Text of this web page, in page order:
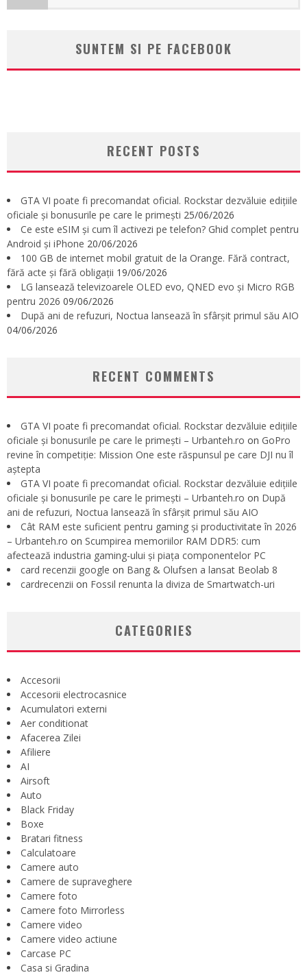
SUNTEM SI PE FACEBOOK
RECENT POSTS
GTA VI poate fi precomandat oficial. Rockstar dezvăluie edițiile
oficiale și bonusurile pe care le primești 25/06/2026
Ce este eSIM și cum îl activezi pe telefon? Ghid complet pentru
Android și iPhone 20/06/2026
100 GB de internet mobil gratuit de la Orange. Fără contract,
fără acte și fără obligații 19/06/2026
LG lansează televizoarele OLED evo, QNED evo și Micro RGB
pentru 2026 09/06/2026
După ani de refuzuri, Noctua lansează în sfârșit primul său AIO
04/06/2026
RECENT COMMENTS
GTA VI poate fi precomandat oficial. Rockstar dezvăluie edițiile
oficiale și bonusurile pe care le primești – Urbanteh.ro on GoPro
revine în competiție: Mission One este răspunsul pe care DJI nu îl
aștepta
GTA VI poate fi precomandat oficial. Rockstar dezvăluie edițiile
oficiale și bonusurile pe care le primești – Urbanteh.ro on După
ani de refuzuri, Noctua lansează în sfârșit primul său AIO
Cât RAM este suficient pentru gaming și productivitate în 2026
– Urbanteh.ro on Scumpirea memoriilor RAM DDR5: cum
afectează industria gaming-ului și piața componentelor PC
card recenzii google on Bang & Olufsen a lansat Beolab 8
cardrecenzii on Fossil renunta la diviza de Smartwatch-uri
CATEGORIES
Accesorii
Accesorii electrocasnice
Acumulatori externi
Aer conditionat
Afacerea Zilei
Afiliere
AI
Airsoft
Auto
Black Friday
Boxe
Bratari fitness
Calculatoare
Camere auto
Camere de supraveghere
Camere foto
Camere foto Mirrorless
Camere video
Camere video actiune
Carcase PC
Casa si Gradina